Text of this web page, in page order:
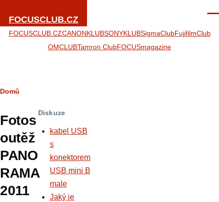
FOCUSCLUB.CZ
FOCUSCLUB.CZCANONKLUBSONYKLUBSigmaClubFujifilmClub
OMCLUBTamron ClubFOCUSmagazine
Drobečková
navigace
Domů
Fotos
outěž
PANO
RAMA
2011
Diskuze
kabel USB
s
konektorem
USB mini B
male
Jaký je